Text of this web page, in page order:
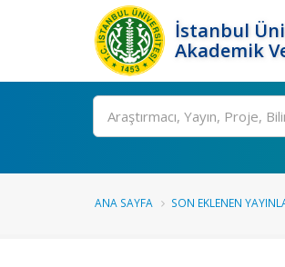
İstanbul
Akademik
Ara
ANA SAYFA SON EKLENEN